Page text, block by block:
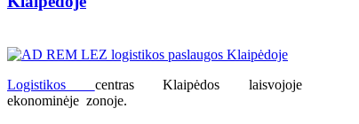
Logistikos centras Klaipėdos laisvojoje
ekonominėje zonoje.